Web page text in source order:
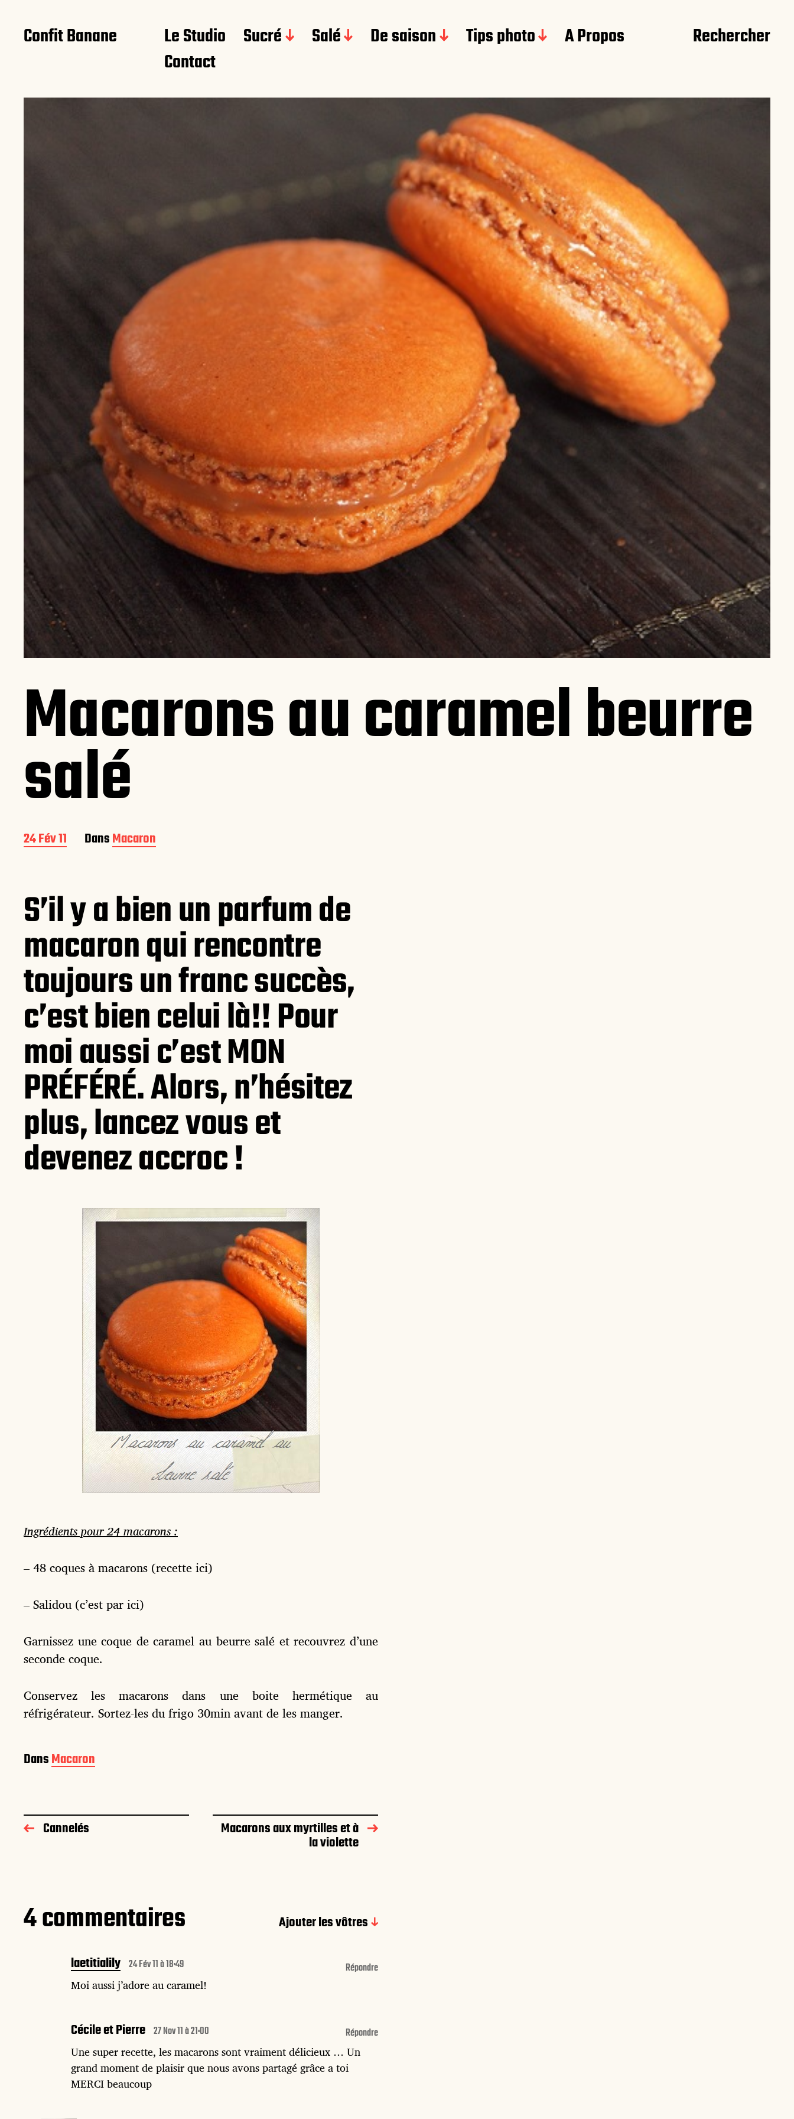
Confit Banane Le Studio Sucré Salé De saison Tips photo
A Propos
Contact
Rechercher
Macarons au caramel beurre
salé
D
a
e
p
b
l
i
c
a
t
i
o
n
24 Fév 11 DansMacaron
S’il y a bien un parfum de
macaron qui rencontre
toujours un franc succès,
c’est bien celui là!! Pour
moi aussi c’est MON
PRÉFÉRÉ. Alors, n’hésitez
plus, lancez vous et
devenez accroc !
Ingrédients pour 24 macarons :
– 48 coques à macarons (recette ici)
– Salidou (c’est par ici)
Garnissez une coque de caramel au beurre salé et recouvrez d’une
seconde coque.
Conservez les macarons dans une boite hermétique au
réfrigérateur. Sortez-les du frigo 30min avant de les manger.
DansMacaron
Cannelés Macarons aux myrtilles et à
la violette
4 commentaires Ajouter les vôtres
laetitialily 24 Fév 11 à 18:49
Moi aussi j’adore au caramel!
Répondre
Cécile et Pierre 27 Nov 11 à 21:00
Une super recette, les macarons sont vraiment délicieux … Un
grand moment de plaisir que nous avons partagé grâce a toi
MERCI beaucoup
Répondre